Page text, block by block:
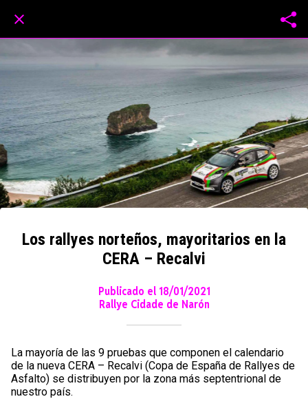
Los rallyes norteños, mayoritarios en la
CERA – Recalvi
Publicado el 18/01/2021
Rallye Cidade de Narón
La mayoría de las 9 pruebas que componen el calendario
de la nueva CERA – Recalvi (Copa de España de Rallyes de
Asfalto) se distribuyen por la zona más septentrional de
nuestro país.